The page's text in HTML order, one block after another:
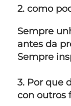
2. como
Sempre
antes da
Sempre
3. Por que
con outros